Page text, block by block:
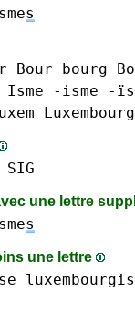
s
Bour
bourg
Isme -isme -
Luxembourg
SIG
une lettre
s
une lettre